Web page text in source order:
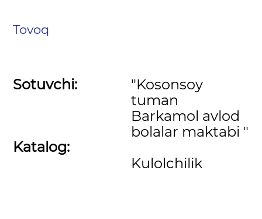
Tovoq
Sotuvchi:
Katalog:
"Kosonsoy
tuman
Barkamol avlod
bolalar maktabi "
Kulolchilik